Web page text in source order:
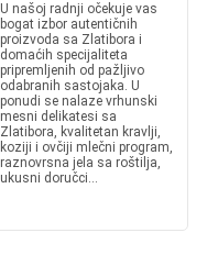
U našoj radnji očekuje vas
bogat izbor autentičnih
proizvoda sa Zlatibora i
domaćih specijaliteta
pripremljenih od pažljivo
odabranih sastojaka. U
ponudi se nalaze vrhunski
mesni delikatesi sa
Zlatibora, kvalitetan kravlji,
koziji i ovčiji mlečni program,
raznovrsna jela sa roštilja,
ukusni doručci...